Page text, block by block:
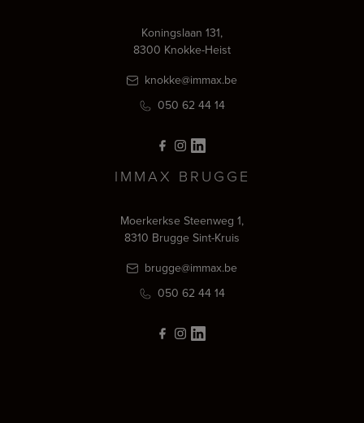
Koningslaan 131,
8300 Knokke-Heist
knokke@immax.be
050 62 44 14
IMMAX BRUGGE
Moerkerkse Steenweg 1,
8310 Brugge Sint-Kruis
brugge@immax.be
050 62 44 14